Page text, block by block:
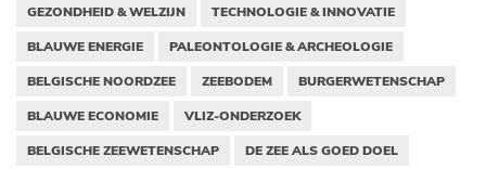
GEZONDHEID & WELZIJN
TECHNOLOGIE & INNOVATIE
BLAUWE ENERGIE
PALEONTOLOGIE & ARCHEOLOGIE
BELGISCHE NOORDZEE
ZEEBODEM
BURGERWETENSCHAP
BLAUWE ECONOMIE
VLIZ-ONDERZOEK
BELGISCHE ZEEWETENSCHAP
DE ZEE ALS GOED DOEL